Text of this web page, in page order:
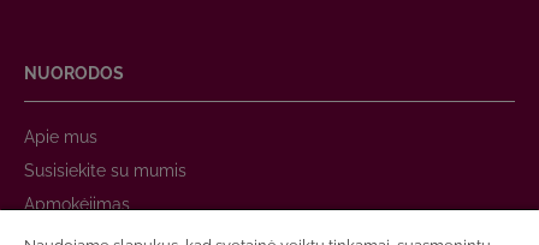
NUORODOS
Apie mus
Susisiekite su mumis
Apmokėjimas
Prekių pristatymas